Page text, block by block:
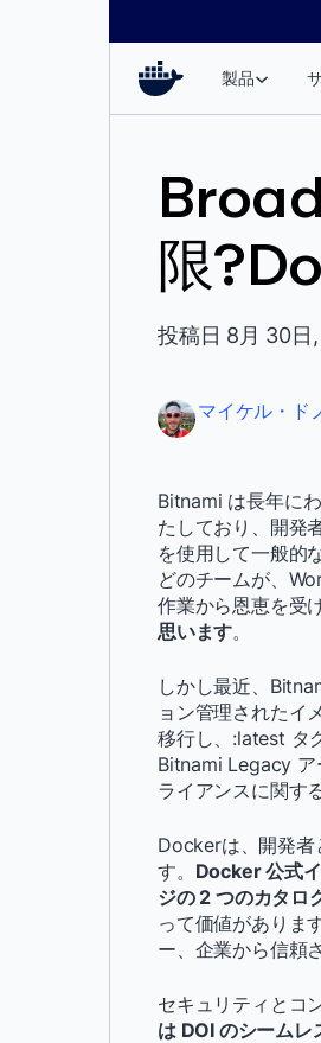
製品
限
投稿日 8月 30日
マイケル・ド
Bitnami は長年に
たしており、開発
を使用して一般的
どのチームが、
作業から恩恵を受
思います。
しかし最近、
ョン管理されたイ
移行し、:latest タ
Bitnami Legacy ア
ライアンスに関す
Dockerは、開発者
す。 Docker 公式
ジの 2 つのカタロ
って価値がありま
ー、企業から信頼
セキュリティとコ
は DOI のシーム